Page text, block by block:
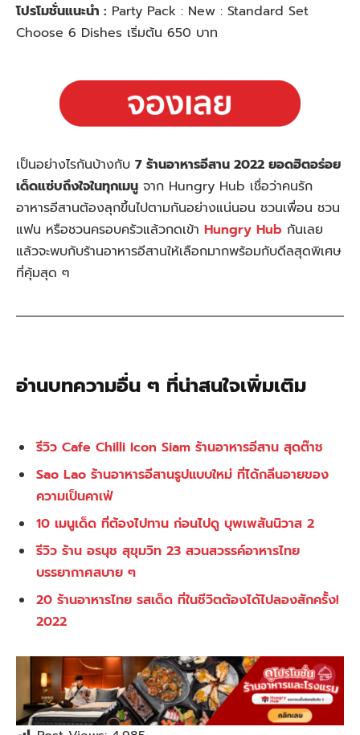
โปรโมชั่นแนะนำ : Party Pack : New : Standard Set
Choose 6 Dishes เริ่มต้น 650 บาท
เป็นอย่างไรกันบ้างกับ 7 ร้านอาหารอีสาน 2022 ยอดฮิตอร่อย
เด็ดแซ่บถึงใจในทุกเมนู จาก Hungry Hub เชื่อว่าคนรัก
อาหารอีสานต้องลุกขึ้นไปตามกันอย่างแน่นอน ชวนเพื่อน ชวน
แฟน หรือชวนครอบครัวแล้วกดเข้า Hungry Hub กันเลย
แล้วจะพบกับร้านอาหารอีสานให้เลือกมากพร้อมกับดีลสุดพิเศษ
ที่คุ้มสุด ๆ
อ่านบทความอื่น ๆ ที่น่าสนใจเพิ่มเติม
รีวิว Cafe Chilli Icon Siam ร้านอาหารอีสาน สุดต๊าช
Sao Lao ร้านอาหารอีสานรูปแบบใหม่ ที่ได้กลิ่นอายของ
ความเป็นคาเฟ่
10 เมนูเด็ด ที่ต้องไปทาน ก่อนไปดู บุพเพสันนิวาส 2
รีวิว ร้าน อรนุช สุขุมวิท 23 สวนสวรรค์อาหารไทย
บรรยากาศสบาย ๆ
20 ร้านอาหารไทย รสเด็ด ที่ในชีวิตต้องได้ไปลองสักครั้ง!
2022